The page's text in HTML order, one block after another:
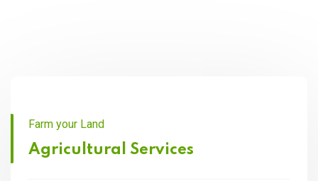
Farm your Land
Agricultural Services